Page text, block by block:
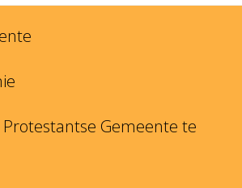
Gemeente te